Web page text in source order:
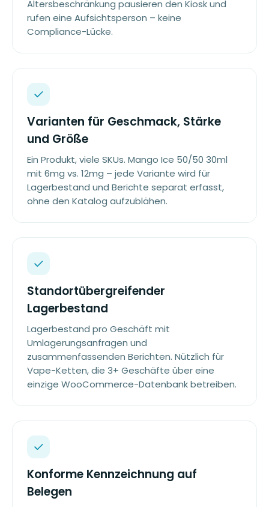
Altersbeschränkung pausieren den Kiosk und
rufen eine Aufsichtsperson – keine
Compliance-Lücke.
Varianten für Geschmack, Stärke
und Größe
Ein Produkt, viele SKUs. Mango Ice 50/50 30ml
mit 6mg vs. 12mg – jede Variante wird für
Lagerbestand und Berichte separat erfasst,
ohne den Katalog aufzublähen.
Standortübergreifender
Lagerbestand
Lagerbestand pro Geschäft mit
Umlagerungsanfragen und
zusammenfassenden Berichten. Nützlich für
Vape-Ketten, die 3+ Geschäfte über eine
einzige WooCommerce-Datenbank betreiben.
Konforme Kennzeichnung auf
Belegen